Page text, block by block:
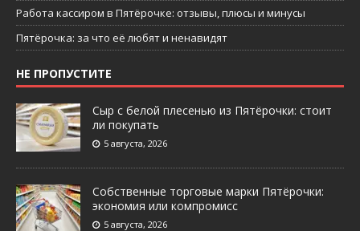
Работа кассиром в Пятёрочке: отзывы, плюсы и минусы
Пятёрочка: за что её любят и ненавидят
НЕ ПРОПУСТИТЕ
Сыр с белой плесенью из Пятёрочки: стоит
ли покупать
5 августа, 2026
Собственные торговые марки Пятёрочки:
экономия или компромисс
5 августа, 2026